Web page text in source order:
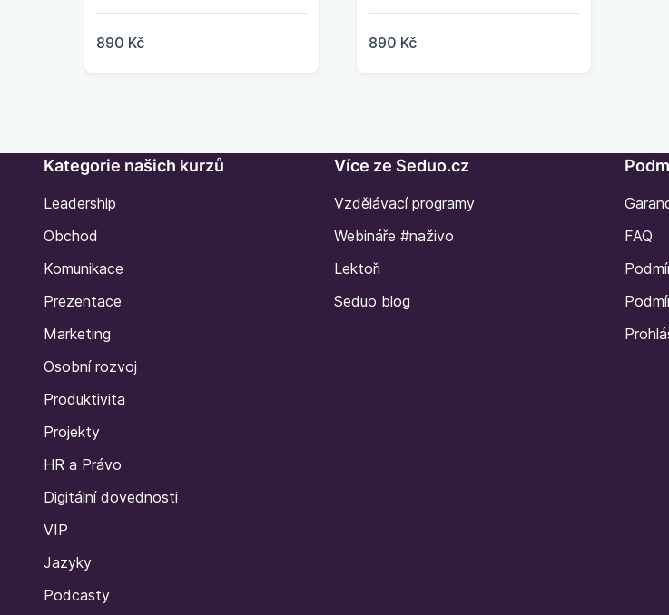
890 Kč 890 Kč
Kategorie našich kurzů
Leadership
Obchod
Komunikace
Prezentace
Marketing
Osobní rozvoj
Produktivita
Projekty
HR a Právo
Digitální dovednosti
VIP
Jazyky
Podcasty
Více ze Seduo.cz
Vzdělávací programy
Webináře #naživo
Lektoři
Seduo blog
FAQ